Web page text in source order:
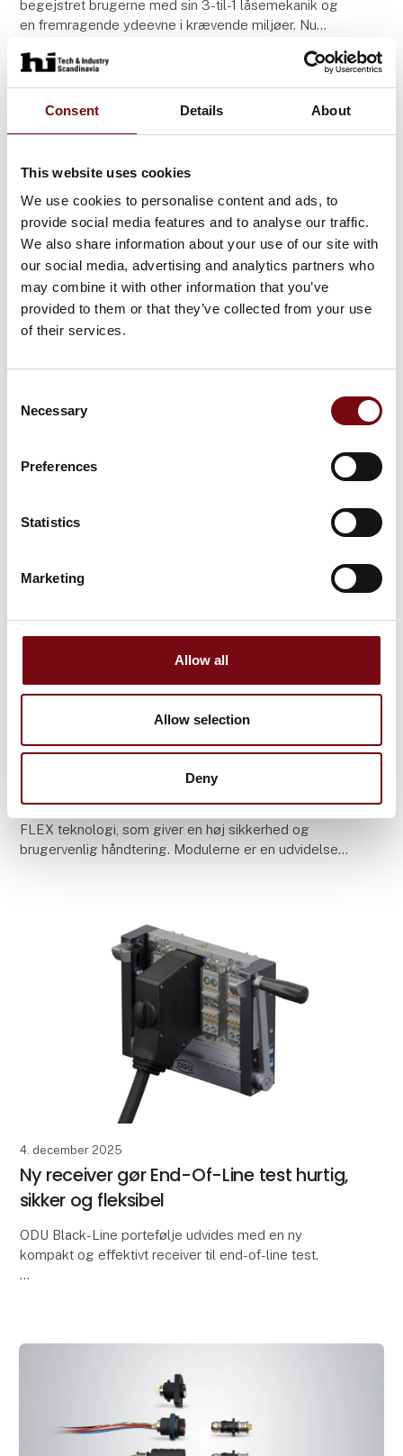
Consent Details About
This website uses cookies
We use cookies to personalise content and ads, to
provide social media features and to analyse our traffic.
We also share information about your use of our site with
our social media, advertising and analytics partners who
may combine it with other information that you’ve
provided to them or that they’ve collected from your use
of their services.
Selection
Necessary
Preferences
Statistics
Marketing
Allow all
Allow selection
Deny
begejstret brugerne med sin 3-til-1 låsemekanik og
en fremragende ydeevne i krævende miljøer. Nu
forbindelseslø
7. marts 2025
krombelægninger med dekorativ karakter forventes
at blive forbudt i nærmeste fremtid. ODU er forberedt
Høj sikkerhed med nye LAMTAC® FLEX
FLEX teknologi, som giver en høj sikkerhed og
brugervenlig håndtering. Modulerne er en udvidelse
4. december 2025
Ny receiver gør End-Of-Line test hurtig,
sikker og fleksibel
ODU Black-Line portefølje udvides med en ny
kompakt og effektivt receiver til end-of-line test.